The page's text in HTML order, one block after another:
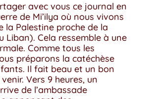
avec vous ce journal en
de Mi’ilya où nous vivons
la Palestine proche de la
Liban). Cela ressemble à une
Comme tous les
préparons la catéchèse
Il fait beau et un bon
Vers 9 heures, un
de l’ambassade